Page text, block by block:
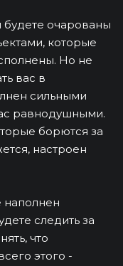
очарованы
которые
Но не
вас в
сильными
равнодушными.
борются за
настроен
наполнен
следить за
что
этого -